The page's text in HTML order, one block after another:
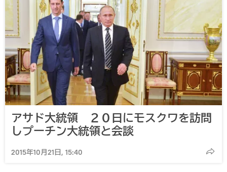
アサド大統領 ２０日にモスクワを訪問
しプーチン大統領と会談
2015年10月21日, 15:40